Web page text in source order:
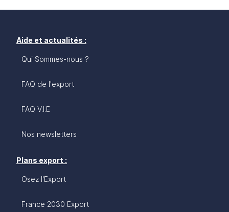
Aide et actualités :
Qui Sommes-nous ?
FAQ de l'export
FAQ V.I.E
Nos newsletters
Plans export :
Osez l'Export
France 2030 Export